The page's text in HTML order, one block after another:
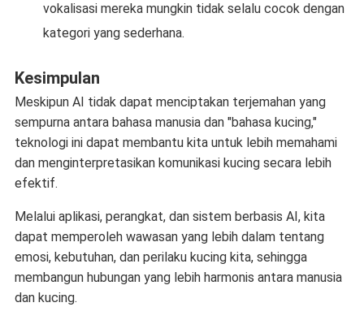
vokalisasi mereka mungkin tidak selalu cocok dengan
kategori yang sederhana.
Kesimpulan
Meskipun AI tidak dapat menciptakan terjemahan yang
sempurna antara bahasa manusia dan "bahasa kucing,"
teknologi ini dapat membantu kita untuk lebih memahami
dan menginterpretasikan komunikasi kucing secara lebih
efektif.
Melalui aplikasi, perangkat, dan sistem berbasis AI, kita
dapat memperoleh wawasan yang lebih dalam tentang
emosi, kebutuhan, dan perilaku kucing kita, sehingga
membangun hubungan yang lebih harmonis antara manusia
dan kucing.